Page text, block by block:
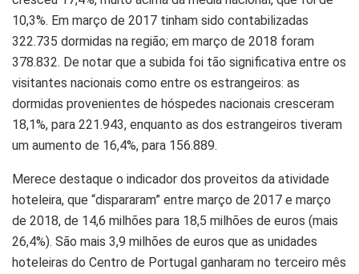
10,3%. Em março de 2017 tinham sido contabilizadas
322.735 dormidas na região; em março de 2018 foram
378.832. De notar que a subida foi tão significativa entre os
visitantes nacionais como entre os estrangeiros: as
dormidas provenientes de hóspedes nacionais cresceram
18,1%, para 221.943, enquanto as dos estrangeiros tiveram
um aumento de 16,4%, para 156.889.
Merece destaque o indicador dos proveitos da atividade
hoteleira, que “dispararam” entre março de 2017 e março
de 2018, de 14,6 milhões para 18,5 milhões de euros (mais
26,4%). São mais 3,9 milhões de euros que as unidades
hoteleiras do Centro de Portugal ganharam no terceiro mês